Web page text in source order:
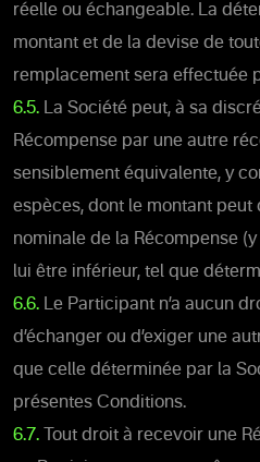
réelle ou échangeable. La
montant et de la devise de
remplacement sera effectuée
6.5. La Société peut, à sa
Récompense par une autre
sensiblement équivalente, y
espèces, dont le montant
nominale de la Récompense
lui être inférieur, tel que
6.6. Le Participant n’a aucun
d’échanger ou d’exiger une
que celle déterminée par la
présentes Conditions.
6.7. Tout droit à recevoir une